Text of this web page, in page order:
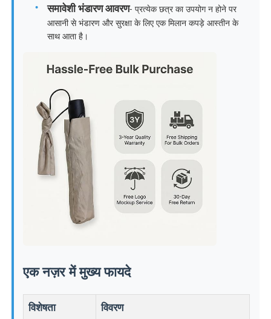
लकड़ी के हैंडल छाता
यूवी प्रतिरोधी छत्र
बच्चों की छतरियाँ
समुद्र तट छाता
रचनात्मक छतरियाँ
समावेशी भंडारण आवरण- प्रत्येक छत्र का उपयोग न होने पर
आसानी से भंडारण और सुरक्षा के लिए एक मिलान कपड़े आस्तीन के
साथ आता है।
एक नज़र में मुख्य फायदे
विशेषता
विवरण